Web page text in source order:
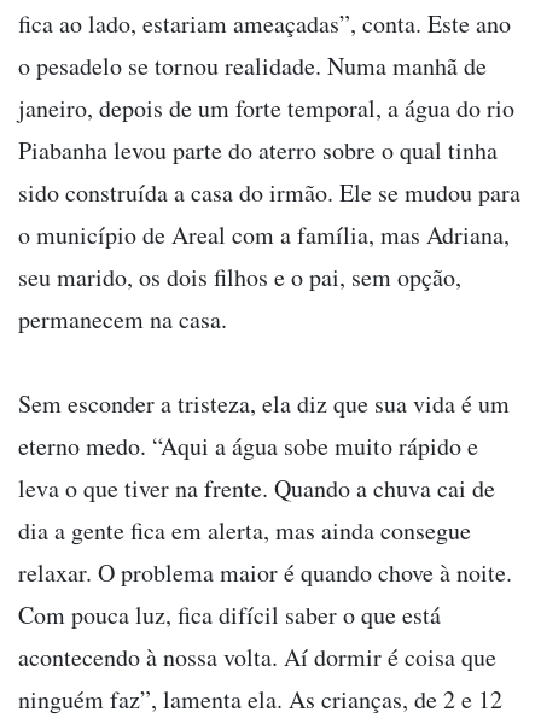
fica ao lado, estariam ameaçadas”, conta. Este ano
o pesadelo se tornou realidade. Numa manhã de
janeiro, depois de um forte temporal, a água do rio
Piabanha levou parte do aterro sobre o qual tinha
sido construída a casa do irmão. Ele se mudou para
o município de Areal com a família, mas Adriana,
seu marido, os dois filhos e o pai, sem opção,
permanecem na casa.
Sem esconder a tristeza, ela diz que sua vida é um
eterno medo. “Aqui a água sobe muito rápido e
leva o que tiver na frente. Quando a chuva cai de
dia a gente fica em alerta, mas ainda consegue
relaxar. O problema maior é quando chove à noite.
Com pouca luz, fica difícil saber o que está
acontecendo à nossa volta. Aí dormir é coisa que
ninguém faz”, lamenta ela. As crianças, de 2 e 12